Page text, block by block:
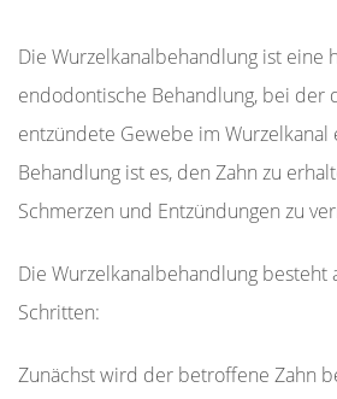
Die Wurzelkanalbehandlung ist eine
endodontische Behandlung, bei der
entzündete Gewebe im
Behandlung ist es, den Zahn zu
Schmerzen und Entzündungen zu
Die Wurzelkanalbehandlung besteht
Schritten:
Zunächst wird der betroffene Zahn